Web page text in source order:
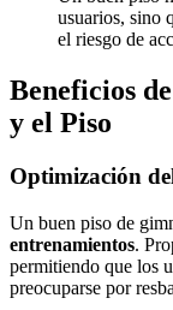
usuarios, sino
el riesgo de
Beneficios
y el Piso
Optimización
Un buen piso de
entrenamientos.
permitiendo que los
preocuparse por